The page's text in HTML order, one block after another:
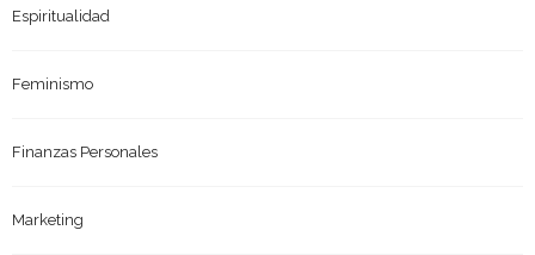
Espiritualidad
Feminismo
Finanzas Personales
Marketing